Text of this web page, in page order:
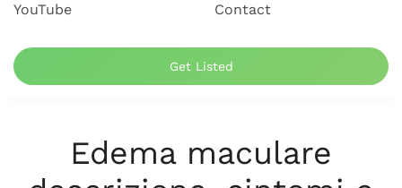
YouTube Contact
Get Listed
Edema maculare